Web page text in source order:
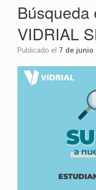
Búsqueda
VIDRIAL
Publicado el 7 de junio